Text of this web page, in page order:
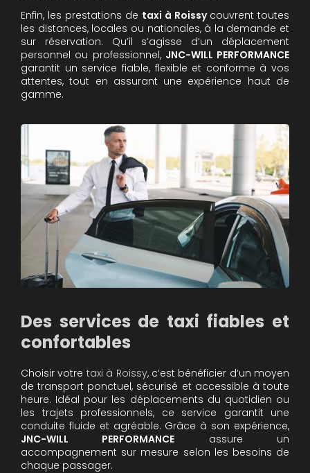
Enfin, les prestations de taxi à Roissy couvrent toutes
les distances, locales ou nationales, à la demande et
sur réservation. Qu’il s’agisse d’un déplacement
personnel ou professionnel, JNC-WILL PERFORMANCE
garantit un service fiable, flexible et conforme à vos
attentes, tout en assurant une expérience haut de
gamme.
Des services de taxi fiables et
confortables
Choisir votre taxi à Roissy, c’est bénéficier d’un moyen
de transport ponctuel, sécurisé et accessible à toute
heure. Idéal pour les déplacements du quotidien ou
les trajets professionnels, ce service garantit une
conduite fluide et agréable. Grâce à son expérience,
JNC-WILL PERFORMANCE assure un
accompagnement sur mesure selon les besoins de
chaque passager.